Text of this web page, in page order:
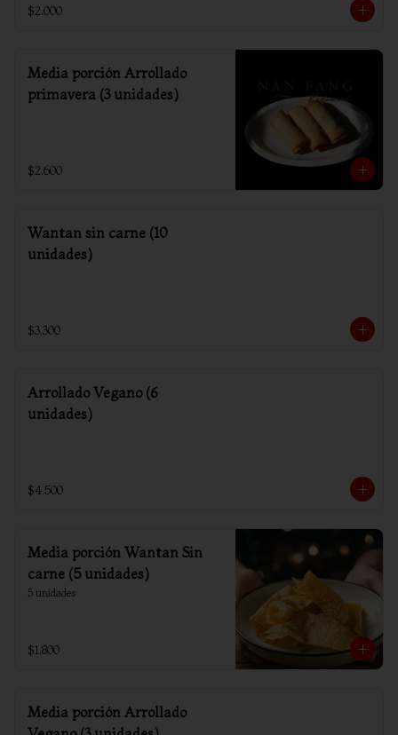
$2.000
Media porción Arrollado
primavera (3 unidades)
$2.600
Wantan sin carne (10
unidades)
$3.300
Arrollado Vegano (6
unidades)
$4.500
Media porción Wantan Sin
carne (5 unidades)
5 unidades
$1.800
Media porción Arrollado